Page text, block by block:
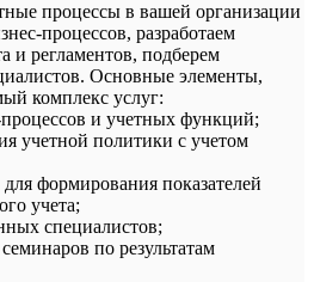
процессы в вашей организации
процессов, разработаем
и регламентов, подберем
Основные элементы,
комплекс услуг:
и учетных функций;
учетной политики с учетом
формирования показателей
учета;
специалистов;
по результатам